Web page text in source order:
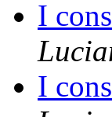
I
I